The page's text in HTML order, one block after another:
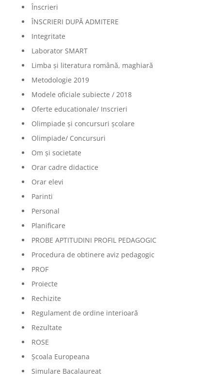
Înscrieri
ÎNSCRIERI DUPĂ ADMITERE
Integritate
Laborator SMART
Limba şi literatura română, maghiară
Metodologie 2019
Modele oficiale subiecte / 2018
Oferte educationale/ Inscrieri
Olimpiade şi concursuri şcolare
Olimpiade/ Concursuri
Om și societate
Orar cadre didactice
Orar elevi
Parinti
Personal
Planificare
PROBE APTITUDINI PROFIL PEDAGOGIC
Procedura de obtinere aviz pedagogic
PROF
Proiecte
Rechizite
Regulament de ordine interioară
Rezultate
ROSE
Școala Europeana
Simulare Bacalaureat